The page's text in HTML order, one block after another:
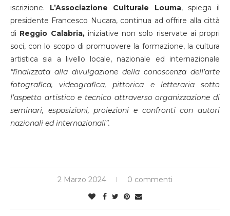
iscrizione. L’Associazione Culturale Louma, spiega il
presidente Francesco Nucara, continua ad offrire alla città
di Reggio Calabria,iniziative non solo riservate ai propri
soci, con lo scopo di promuovere la formazione, la cultura
artistica sia a livello locale, nazionale ed internazionale
“finalizzata alla divulgazione della conoscenza dell’arte
fotografica, videografica, pittorica e letteraria sotto
l’aspetto artistico e tecnico attraverso organizzazione di
seminari, esposizioni, proiezioni e confronti con autori
nazionali ed internazionali”.
2 Marzo 2024 0 commenti